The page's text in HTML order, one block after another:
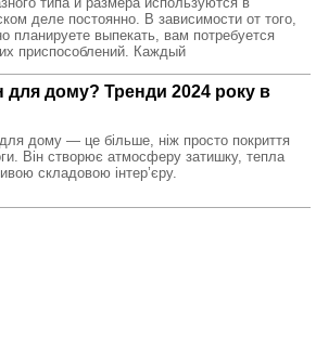
деле постоянно. В зависимости от того,
планируете выпекать, вам потребуется
приспособлений. Каждый
для дому? Тренди 2024 року в
дому — це більше, ніж просто покриття
Він створює атмосферу затишку, тепла
складовою інтер’єру.